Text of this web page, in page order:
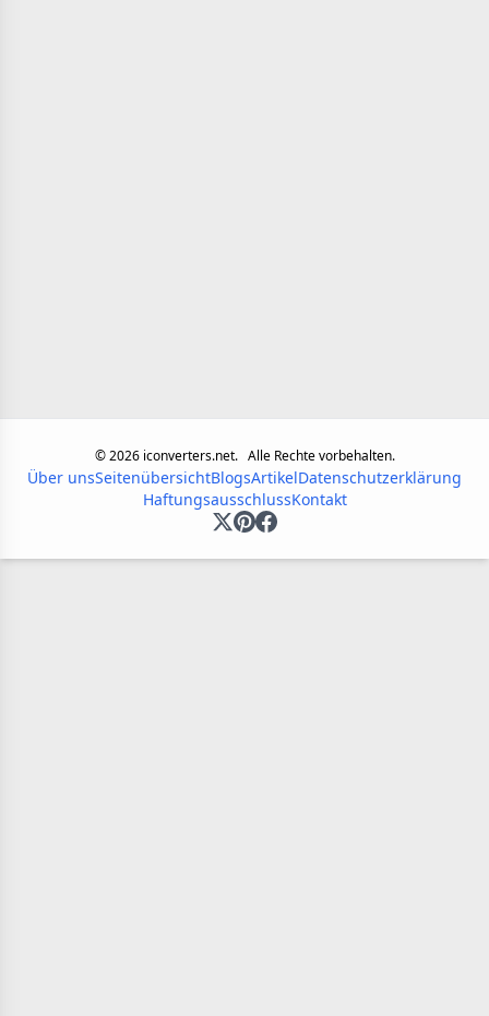
©2026iconverters.net. Alle Rechte vorbehalten.
Über unsSeitenübersichtBlogsArtikelDatenschutzerklärung
HaftungsausschlussKontakt